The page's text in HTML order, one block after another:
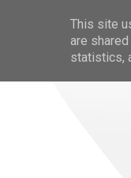
This site
are
statistics,